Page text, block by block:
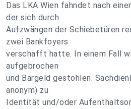
Das LKA Wien fahndet nach
der sich durch
Aufzwängen der Schiebetüren
zwei Bankfoyers
verschafft hatte. In einem Fall
aufgebrochen
und Bargeld gestohlen.
anonym) zu
Identität und/oder